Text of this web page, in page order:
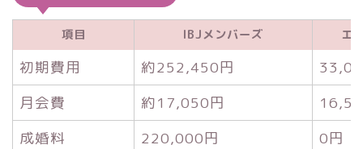
項目 IBJメンバーズ エ
初期費用 約252,450円
月会費
約17,050円
成婚料
220,000円
0円